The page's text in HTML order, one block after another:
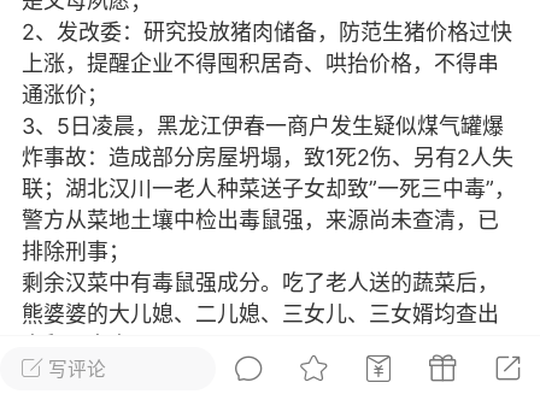
脂
卡卡动能素
皇斯普拉雅
建术
DRYY面膜 微晶溶斑术
爆款平台 Lv.8 靓号
加盟商
26 23:18
电脑端 美业资讯
闪充小白罐
本/双效闪充，养出紧致小白脸！一、项
充小白罐 = 闪充大白肌（仪器）× 草本
产品）×极光嫩肤啫喱（产品）这是一套
护...写评论
2、发改委：研究投放猪肉储备，防范生猪价格过快
上涨，提醒企业不得囤积居奇、哄抬价格，不得串
通涨价；
3、5日凌晨，黑龙江伊春一商户发生疑似煤气罐爆
炸事故：造成部分房屋坍塌，致1死2伤、另有2人失
联；湖北汉川一老人种菜送子女却致”一死三中毒”，
警方从菜地土壤中检出毒鼠强，来源尚未查清，已
排除刑事；
剩余汉菜中有毒鼠强成分。吃了老人送的蔬菜后，
熊婆婆的大儿媳、二儿媳、三女儿、三女婿均查出
4、云南一中学以学生是否购买5800元平板定分